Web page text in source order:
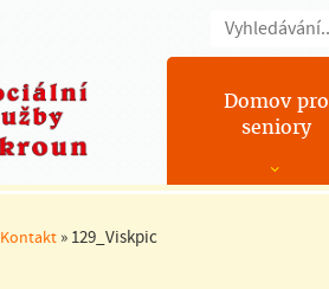
Domov pro
seniory
Kontakt » 129_Viskpic